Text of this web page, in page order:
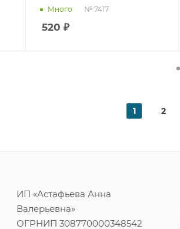
Много № 7417
520 ₽
1 2
ИП «Астафьева Анна
Валерьевна»
ОГРНИП 308770000348542